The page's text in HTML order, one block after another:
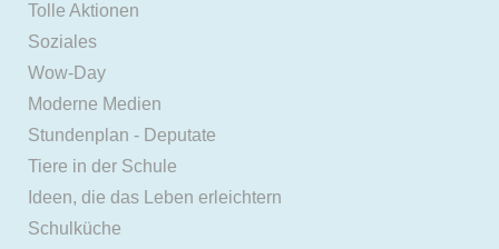
Tolle Aktionen
Soziales
Wow-Day
Moderne Medien
Stundenplan - Deputate
Tiere in der Schule
Ideen, die das Leben erleichtern
Schulküche